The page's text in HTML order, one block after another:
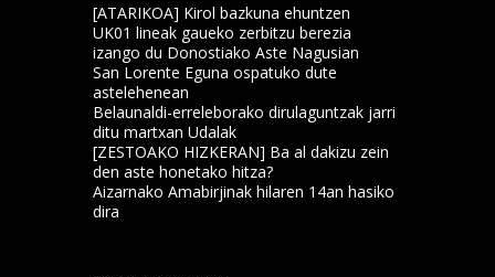
[ATARIKOA] Kirol bazkuna ehuntzen
UK01 lineak gaueko zerbitzu berezia
izango du Donostiako Aste Nagusian
San Lorente Eguna ospatuko dute
astelehenean
Belaunaldi-erreleborako dirulaguntzak jarri
ditu martxan Udalak
[ZESTOAKO HIZKERAN] Ba al dakizu zein
den aste honetako hitza?
Aizarnako Amabirjinak hilaren 14an hasiko
dira